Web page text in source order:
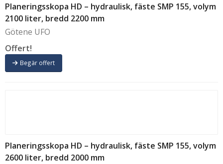
Planeringsskopa HD – hydraulisk, fäste SMP 155, volym
2100 liter, bredd 2200 mm
Götene UFO
Offert!
Begär offert
Planeringsskopa HD – hydraulisk, fäste SMP 155, volym
2600 liter, bredd 2000 mm